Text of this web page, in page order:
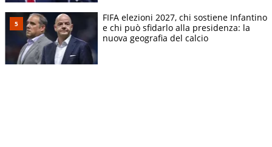
FIFA elezioni 2027, chi sostiene Infantino
e chi può sfidarlo alla presidenza: la
nuova geografia del calcio